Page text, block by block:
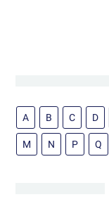
A B C D
M N P Q